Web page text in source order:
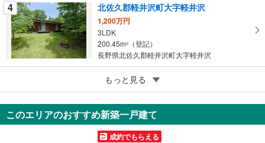
4 北佐久郡軽井沢町大字軽井沢
1,200万円
3LDK
200.45m2
（登記）
長野県北佐久郡軽井沢町大字軽井沢
北佐久郡軽井沢町大字茂沢
2,500万円
2LDK
72.86m2（登記）
長野県北佐久郡軽井沢町大字茂沢
もっと見る
このエリアのおすすめ新築一戸建て
成約でもらえる